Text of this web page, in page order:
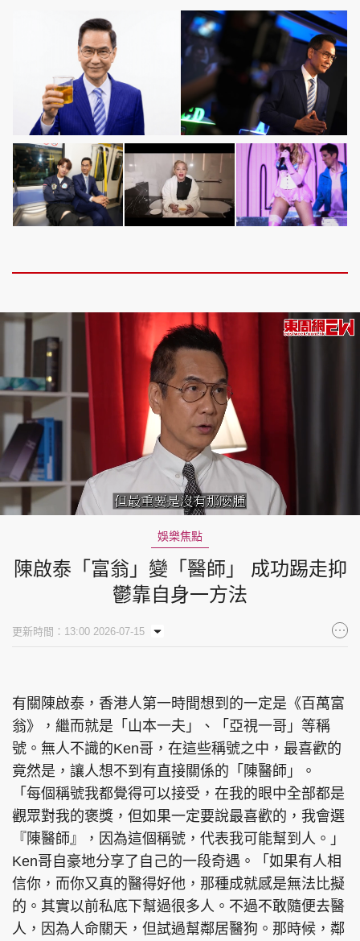
Loaded
2.95%
娛樂焦點
陳啟泰「富翁」變「醫師」 成功踢走抑
鬱靠自身一方法
更新時間：13:00 2026-07-15
有關陳啟泰，香港人第一時間想到的一定是《百萬富
翁》，繼而就是「山本一夫」、「亞視一哥」等稱
號。無人不識的Ken哥，在這些稱號之中，最喜歡的
竟然是，讓人想不到有直接關係的「陳醫師」。
「每個稱號我都覺得可以接受，在我的眼中全部都是
觀眾對我的褒獎，但如果一定要說最喜歡的，我會選
『陳醫師』，因為這個稱號，代表我可能幫到人。」
Ken哥自豪地分享了自己的一段奇遇。「如果有人相
信你，而你又真的醫得好他，那種成就感是無法比擬
的。其實以前私底下幫過很多人。不過不敢隨便去醫
人，因為人命關天，但試過幫鄰居醫狗。那時候，鄰